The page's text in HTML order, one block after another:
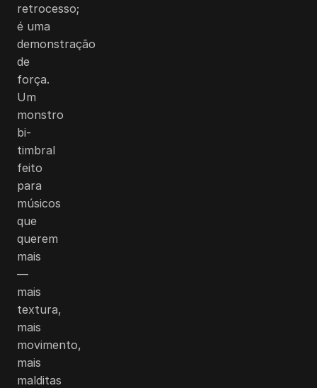
retrocesso;
é uma
demonstração
de
força.
Um
monstro
bi-
timbral
feito
para
músicos
que
querem
mais
—
mais
textura,
mais
movimento,
mais
malditas